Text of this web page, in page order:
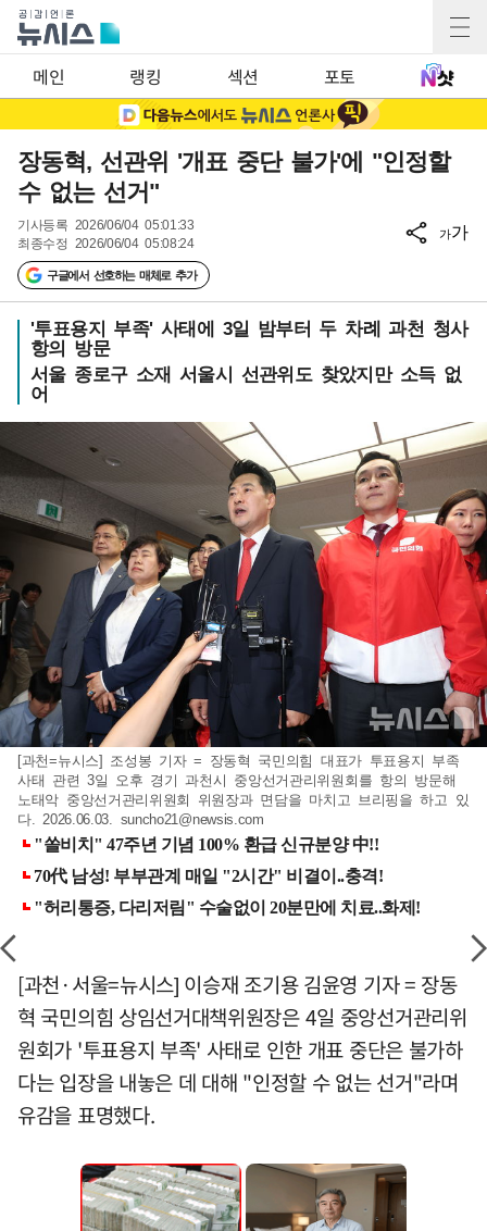
메인 랭킹 섹션 포토
장동혁, 선관위 '개표 중단 불가'에 "인정할
수 없는 선거"
기사등록 2026/06/04 05:01:33
최종수정 2026/06/04 05:08:24
구글에서 선호하는 매체로 추가
가가
'투표용지 부족' 사태에 3일 밤부터 두 차례 과천 청사
항의 방문
서울 종로구 소재 서울시 선관위도 찾았지만 소득 없
어
[과천=뉴시스] 조성봉 기자 = 장동혁 국민의힘 대표가 투표용지 부족
사태 관련 3일 오후 경기 과천시 중앙선거관리위원회를 항의 방문해
노태악 중앙선거관리위원회 위원장과 면담을 마치고 브리핑을 하고 있
다. 2026.06.03. suncho21@newsis.com
[과천·서울=뉴시스] 이승재 조기용 김윤영 기자 = 장동
혁 국민의힘 상임선거대책위원장은 4일 중앙선거관리위
원회가 '투표용지 부족' 사태로 인한 개표 중단은 불가하
다는 입장을 내놓은 데 대해 "인정할 수 없는 선거"라며
유감을 표명했다.